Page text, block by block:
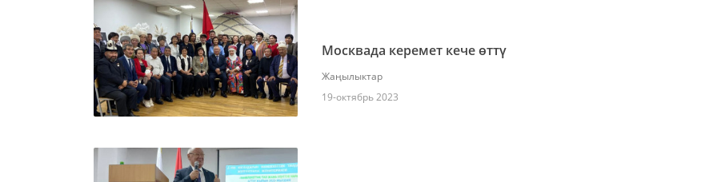
Москвада керемет кече өттү
Жаңылыктар
19-октябрь 2023